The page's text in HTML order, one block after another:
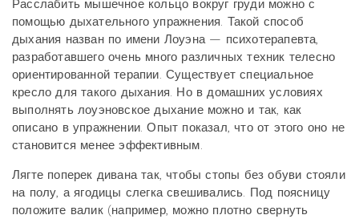
Расслабить мышечное кольцо вокруг груди можно с
помощью дыхательного упражнения. Такой способ
дыхания назван по имени Лоуэна — психотерапевта,
разработавшего очень много различных техник телесно
ориентированной терапии. Существует специальное
кресло для такого дыхания. Но в домашних условиях
выполнять лоуэновское дыхание можно и так, как
описано в упражнении. Опыт показал, что от этого оно не
становится менее эффективным.
Лягте поперек дивана так, чтобы стопы без обуви стояли
на полу, а ягодицы слегка свешивались. Под поясницу
положите валик (например, можно плотно свернуть